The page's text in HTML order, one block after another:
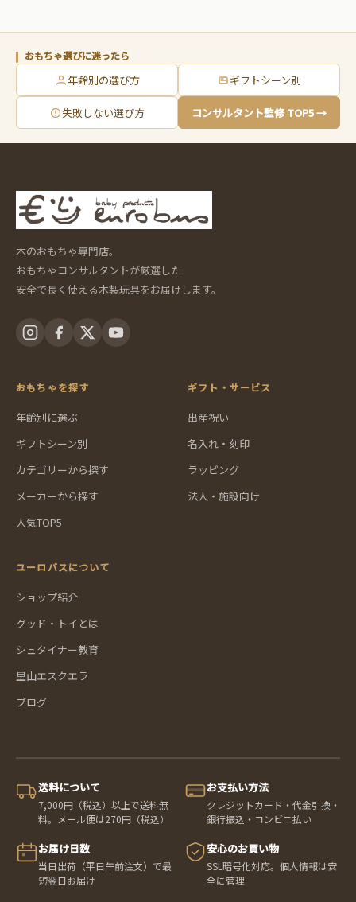
おもちゃ選びに迷ったら
年齢別の選び方 ギフトシーン別
失敗しない選び方 コンサルタント監修 TOP5 →
木のおもちゃ専門店。
おもちゃコンサルタントが厳選した
安全で長く使える木製玩具をお届けします。
おもちゃを探す
年齢別に選ぶ
ギフトシーン別
カテゴリーから探す
メーカーから探す
人気TOP5
ギフト・サービス
出産祝い
名入れ・刻印
ラッピング
法人・施設向け
ユーロバスについて
ショップ紹介
グッド・トイとは
シュタイナー教育
里山エスクエラ
ブログ
送料について
7,000円（税込）以上で送料無
料。メール便は270円（税込）
お支払い方法
クレジットカード・代金引換・
銀行振込・コンビニ払い
お届け日数
当日出荷（平日午前注文）で最
短翌日お届け
安心のお買い物
SSL暗号化対応。個人情報は安
全に管理